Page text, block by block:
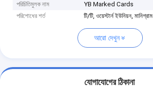
পরিচিতিমুলক নাম
YB Marked Cards
পরিশোধের শর্ত
টি/টি, ওয়েস্টার্ন ইউনিয়ন, মানিগ্রাম
আরো দেখুন
যোগাযোগের ঠিকানা